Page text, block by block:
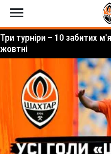
menu
Три турніри – 10 забитих м'ячів! Усі голи Шахтаря у
жовтні